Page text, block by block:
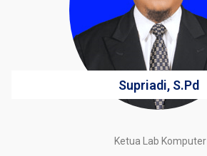
Supriadi, S.Pd
Ketua Lab Komputer